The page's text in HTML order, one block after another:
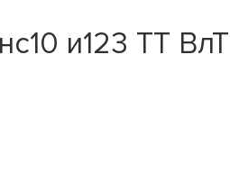
и123 ТТ